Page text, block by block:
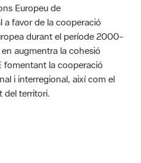
Europeu de
a favor de la cooperació
durant el període 2000-
augmentra la cohesió
fomentant la cooperació
i interregional, així com el
del territori.
media es de 0 estrellas de